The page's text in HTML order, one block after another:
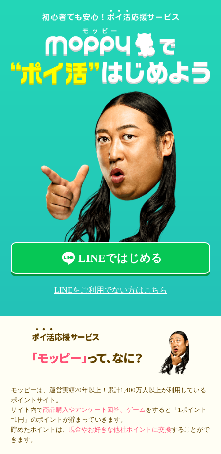
LINEではじめる
LINEをご利用でない方はこちら
ポイ活応援サービス
「モッピー」って、なに？
モッピーは、運営実績20年以上！累計1,400万人 以上が利用している
ポイントサイト。
サイト内で商品購入やアンケート回答、ゲームをすると「1ポイント
=1円」のポイントが貯まっていきます。
貯めたポイントは、現金やお好きな他社ポイントに交換することがで
きます。